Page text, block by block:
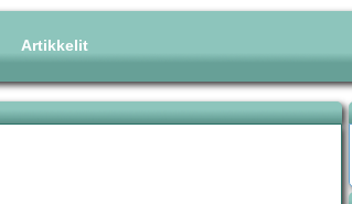
Artikkelit